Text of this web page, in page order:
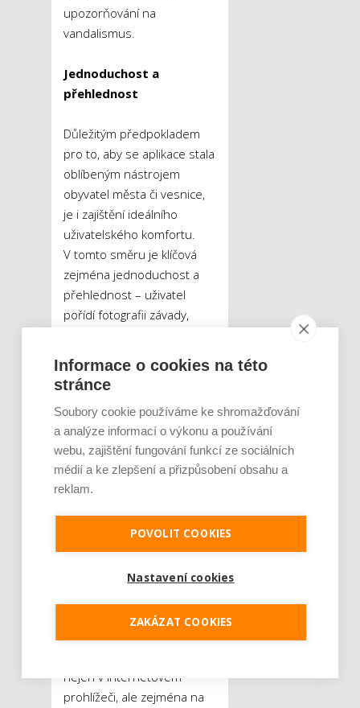
upozorňování na
vandalismus.
Jednoduchost a
přehlednost
Důležitým předpokladem
pro to, aby se aplikace stala
oblíbeným nástrojem
obyvatel města či vesnice,
je i zajištění ideálního
uživatelského komfortu.
V tomto směru je klíčová
zejména jednoduchost a
přehlednost – uživatel
pořídí fotografii závady,
popis a odešle ji.
„Z naší
zkušenosti je zásadní, aby
byla aplikace intuitivní a
snadno ovladatelná, s
možností jednoduše připojit
fotografii a jasně lokalizovat
závadu. Uživatelé také
oceňují, když mohou
v reálném čase sledovat, jak
se řešení jejich podnětu
vyvíjí,“vysvětluje zástupkyně
společnosti TopGis.
Stěžejní je dle Drahomíry
Zedníčkové i to, aby
nejen v internetovém
prohlížeči, ale zejména na
Informace o cookies na této
stránce
Soubory cookie používáme ke shromažďování
a analýze informací o výkonu a používání
webu, zajištění fungování funkcí ze sociálních
médií a ke zlepšení a přizpůsobení obsahu a
reklam.
POVOLIT COOKIES
Nastavení cookies
ZAKÁZAT COOKIES